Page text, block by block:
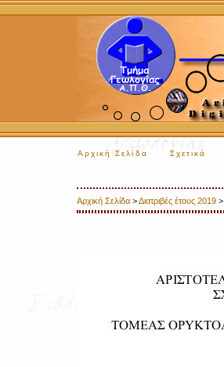
Αρχική Σελίδα Σχετικά
Αρχική Σελίδα >Διατριβές έτους 2019 >